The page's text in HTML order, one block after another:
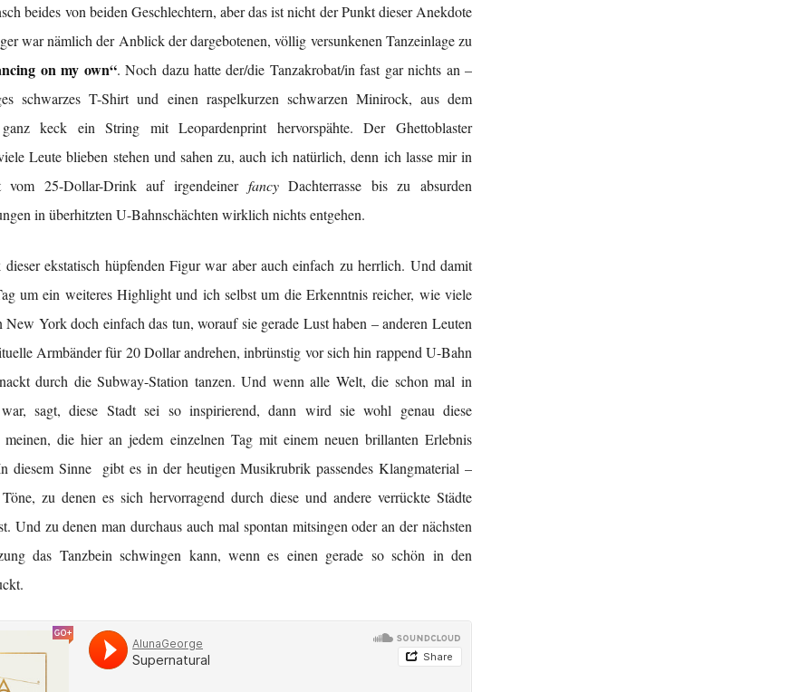
beides von beiden Geschlechtern, aber das ist nicht der Punkt dieser Anekdote
war nämlich der Anblick der dargebotenen, völlig versunkenen Tanzeinlage zu
on my own“. Noch dazu hatte der/die Tanzakrobat/in fast gar nichts an –
schwarzes T-Shirt und einen raspelkurzen schwarzen Minirock, aus dem
keck ein String mit Leopardenprint hervorspähte. Der Ghettoblaster
Leute blieben stehen und sahen zu, auch ich natürlich, denn ich lasse mir in
vom 25-Dollar-Drink auf irgendeiner fancyDachterrasse bis zu absurden
in überhitzten U-Bahnschächten wirklich nichts entgehen.
ekstatisch hüpfenden Figur war aber auch einfach zu herrlich. Und damit
um ein weiteres Highlight und ich selbst um die Erkenntnis reicher, wie viele
New York doch einfach das tun, worauf sie gerade Lust haben – anderen Leuten
Armbänder für 20 Dollar andrehen, inbrünstig vor sich hin rappend U-Bahn
durch die Subway-Station tanzen. Und wenn alle Welt, die schon mal in
sagt, diese Stadt sei so inspirierend, dann wird sie wohl genau diese
meinen, die hier an jedem einzelnen Tag mit einem neuen brillanten Erlebnis
diesem Sinne gibt es in der heutigen Musikrubrik passendes Klangmaterial –
zu denen es sich hervorragend durch diese und andere verrückte Städte
Und zu denen man durchaus auch mal spontan mitsingen oder an der nächsten
das Tanzbein schwingen kann, wenn es einen gerade so schön in den